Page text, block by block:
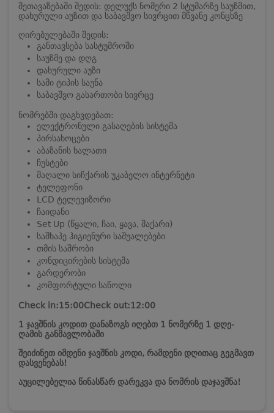
შეთავაზებაში შედის: დელუქს ნომერი 2 სტუმარზე საუზმით,
დახურული აუზით და საბავშვო სივრცით მწვანე კონცხზე
ღირებულებაში შედის:
განთავსება სასტუმროში
საუზმე და დღგ
დახურული აუზი
სამი ტიპის საუნა
საბავშვო გასართობი სივრცე
ნომრებში დაგხვდებათ:
ელექტრონული გასაღების სისტემა
პირსახოცები
აბაზანის ხალათი
ჩუსტები
მაღალი სიჩქარის უკაბელო ინტერნეტი
ტელეფონი
LCD ტელევიზორი
ჩაიდანი
Set Up (წყალი, ჩაი, ყავა, შაქარი)
საშხაპე ჰიგიენური საშუალებები
თმის საშრობი
კონდიცირების სისტემა
გარდერობი
კომფორტული საწოლი
Check in:15:00Check out:12:00
1 ჯავშნის კოდით დანაზოგს იღებთ 1 ნომერზე 1 დღე-
ღამის განმავლობაში
შეიძინეთ იმდენი ჯავშნის კოდი, რამდენი დღითაც გეგმავთ
დასვენებას!
აუცილებელია წინასწარ დარეკვა და ნომრის დაჯავშნა!